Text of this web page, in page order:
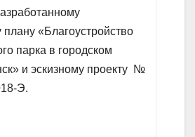
плану «Благоустройство
парка в городском
и эскизному проекту №
Э.